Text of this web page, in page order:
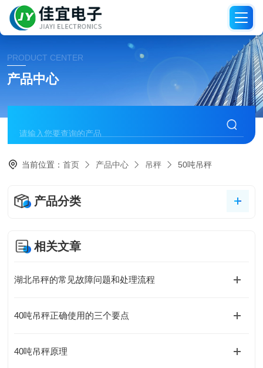
PRODUCT CENTER
产品中心
当前位置：首页 产品中心 吊秤 50吨吊秤
产品分类
相关文章
湖北吊秤的常见故障问题和处理流程
40吨吊秤正确使用的三个要点
40吨吊秤原理